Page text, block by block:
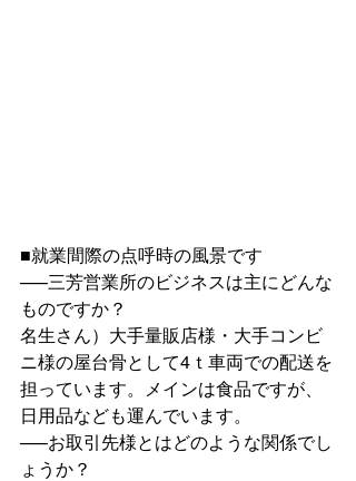
■就業間際の点呼時の風景です
—–三芳営業所のビジネスは主にどんな
ものですか？
名生さん）大手量販店様・大手コンビ
ニ様の屋台骨として4ｔ車両での配送を
担っています。メインは食品ですが、
日用品なども運んでいます。
—–お取引先様とはどのような関係でし
ょうか？